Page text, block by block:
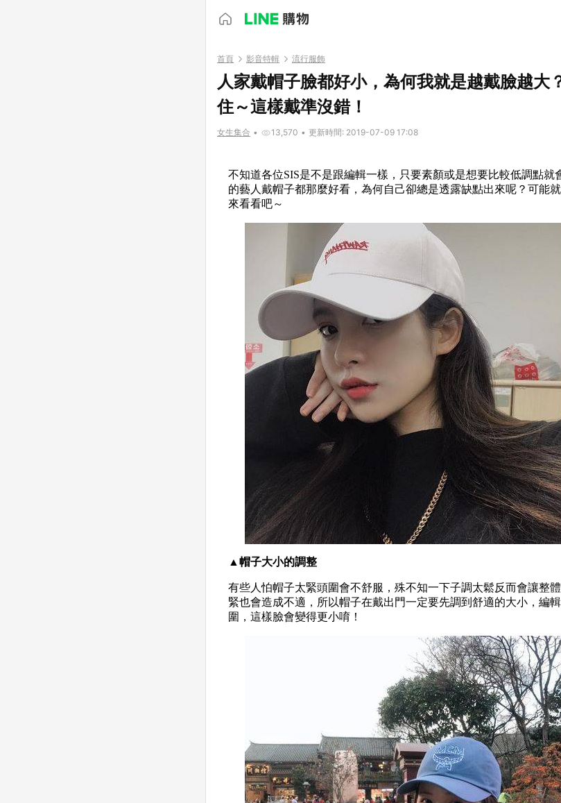
首頁 影音特輯 流行服飾
人家戴帽子臉都好小，為何我就是越戴臉越大
住～這樣戴準沒錯！
女生集合 • 13,570 • 更新時間: 2019-07-09 17:08
不知道各位SIS是不是跟編輯一樣，只要素顏或是想要比較低調點就
的藝人戴帽子都那麼好看，為何自己卻總是透露缺點出來呢？可能
來看看吧～
▲帽子大小的調整
有些人怕帽子太緊頭圍會不舒服，殊不知一下子調太鬆反而會讓整
緊也會造成不適，所以帽子在戴出門一定要先調到舒適的大小，編
圍，這樣臉會變得更小唷！